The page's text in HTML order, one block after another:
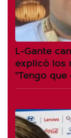
L-Gante
explicó los
"Tengo